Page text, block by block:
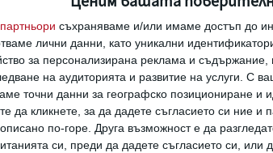
партньори съхраняваме и/или имаме достъп до
лични данни, като уникални
за персонализирана реклама и
на аудиторията и развитие на услуги. С
точни данни за географско позициониране и
да кликнете, за да дадете съгласието си ние и
описано по-горе. Друга възможност е да
си, преди да дадете съгласието си, или
с любов“. Тя самата има 4 деца: 3
и 2 пъти естествено, така че
но и от личен опит.